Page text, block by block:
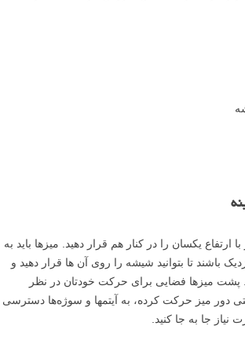
ارتفاع یکسان را در کنار هم قرار دهید. میزها باید به
باشند تا بتوانید شیشه‌ را روی آن ها قرار دهید و
پشت میزها فضایی برای حرکت خودتان در نظر
دور میز حرکت کرده، به آیتمها و سوژه‌ها دسترسی
نیاز جا به جا کنید.